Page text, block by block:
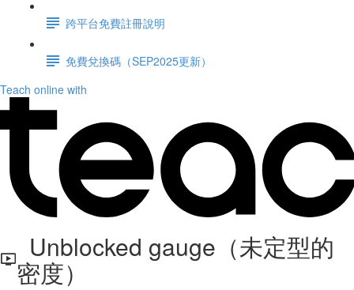
跨平台免費註冊說明
免費兌換碼（SEP2025更新）
Teach online with
Unblocked gauge（未定型的
密度）